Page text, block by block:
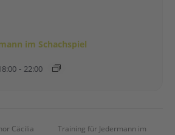
im Schachspiel
- 22:00
Cäcilia
Training für Jedermann im